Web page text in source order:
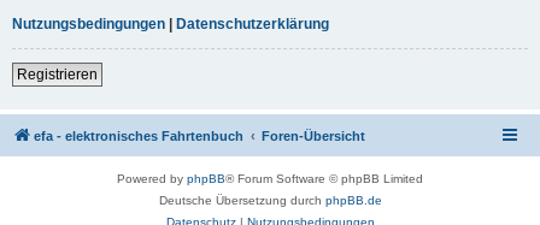
Nutzungsbedingungen | Datenschutzerklärung
Registrieren
efa - elektronisches Fahrtenbuch Foren-Übersicht
Powered by phpBB® Forum Software © phpBB Limited
Deutsche Übersetzung durch phpBB.de
Datenschutz| Nutzungsbedingungen